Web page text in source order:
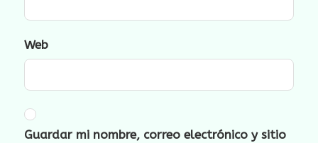
Web
Guardar mi nombre, correo electrónico y sitio